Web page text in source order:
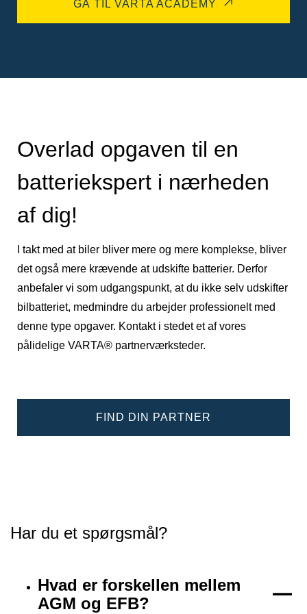
GÅ TIL VARTA ACADEMY
Overlad opgaven til en
batteriekspert i nærheden
af dig!
I takt med at biler bliver mere og mere komplekse, bliver
det også mere krævende at udskifte batterier. Derfor
anbefaler vi som udgangspunkt, at du ikke selv udskifter
bilbatteriet, medmindre du arbejder professionelt med
denne type opgaver. Kontakt i stedet et af vores
pålidelige VARTA® partnerværksteder.
FIND DIN PARTNER
Har du et spørgsmål?
Hvad er forskellen mellem
AGM og EFB?